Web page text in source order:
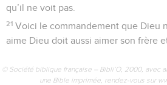
qu’il ne voit pas.
21 Voici le commandement que Dieu
aime Dieu doit aussi aimer son frère
© Société biblique française – Bibli’O, 2000, avec
une Bible imprimée, rendez-vous sur